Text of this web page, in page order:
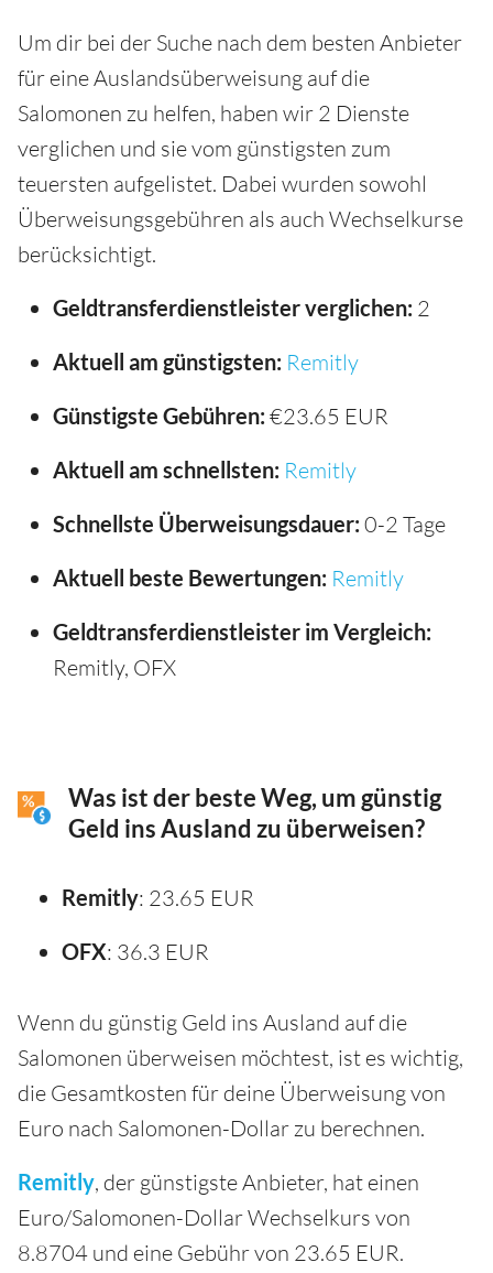
Um dir bei der Suche nach dem besten Anbieter
für eine Auslandsüberweisung auf die
Salomonen zu helfen, haben wir 2 Dienste
verglichen und sie vom günstigsten zum
teuersten aufgelistet. Dabei wurden sowohl
Überweisungsgebühren als auch Wechselkurse
berücksichtigt.
Geldtransferdienstleister verglichen: 2
Aktuell am günstigsten: Remitly
Günstigste Gebühren: €23.65 EUR
Aktuell am schnellsten: Remitly
Schnellste Überweisungsdauer: 0-2 Tage
Aktuell beste Bewertungen: Remitly
Geldtransferdienstleister im Vergleich:
Remitly, OFX
Was ist der beste Weg, um günstig
Geld ins Ausland zu überweisen?
Remitly: 23.65 EUR
OFX: 36.3 EUR
Wenn du günstig Geld ins Ausland auf die
Salomonen überweisen möchtest, ist es wichtig,
die Gesamtkosten für deine Überweisung von
Euro nach Salomonen-Dollar zu berechnen.
Remitly, der günstigste Anbieter, hat einen
Euro/Salomonen-Dollar Wechselkurs von
8.8704 und eine Gebühr von 23.65 EUR.